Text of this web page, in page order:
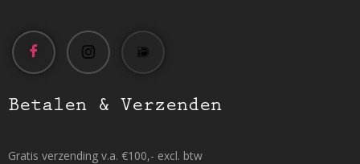
Betalen & Verzenden
Gratis verzending v.a. €100,- excl. btw